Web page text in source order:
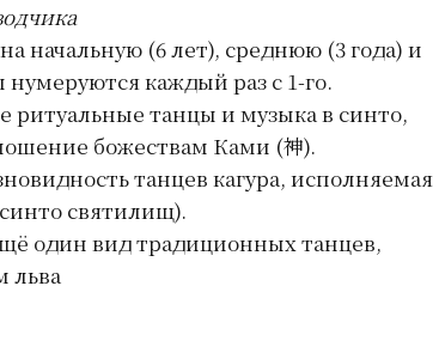
начальную (6 лет), среднюю (3 года) и
нумеруются каждый раз с 1-го.
танцы и музыка в синто,
божествам Ками (神).
танцев кагура, исполняемая
святилищ).
один вид традиционных танцев,
льва